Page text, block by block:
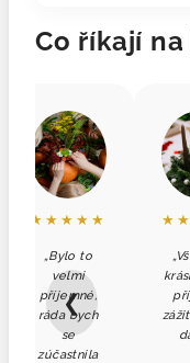
Co říkají
❮
★★★★★
„Bylo to
velmi
příjemné,
ráda bych
se
zúčastnila